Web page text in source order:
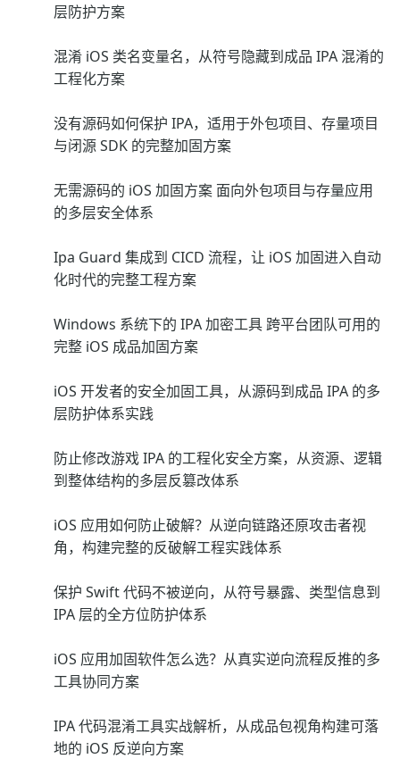
层防护方案
混淆 iOS 类名变量名，从符号隐藏到成品 IPA 混淆的
工程化方案
没有源码如何保护 IPA，适用于外包项目、存量项目
与闭源 SDK 的完整加固方案
无需源码的 iOS 加固方案 面向外包项目与存量应用
的多层安全体系
Ipa Guard 集成到 CICD 流程，让 iOS 加固进入自动
化时代的完整工程方案
Windows 系统下的 IPA 加密工具 跨平台团队可用的
完整 iOS 成品加固方案
iOS 开发者的安全加固工具，从源码到成品 IPA 的多
层防护体系实践
防止修改游戏 IPA 的工程化安全方案，从资源、逻辑
到整体结构的多层反篡改体系
iOS 应用如何防止破解？从逆向链路还原攻击者视
角，构建完整的反破解工程实践体系
保护 Swift 代码不被逆向，从符号暴露、类型信息到
IPA 层的全方位防护体系
iOS 应用加固软件怎么选？从真实逆向流程反推的多
工具协同方案
IPA 代码混淆工具实战解析，从成品包视角构建可落
地的 iOS 反逆向方案